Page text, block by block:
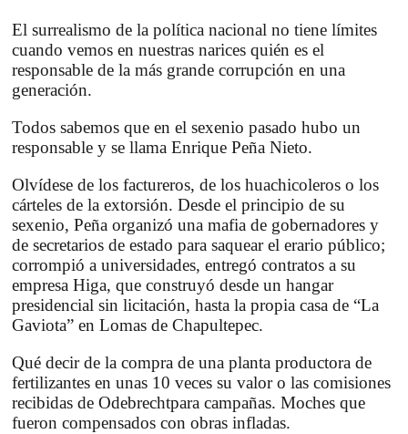
El surrealismo de la política nacional no tiene límites
cuando vemos en nuestras narices quién es el
responsable de la más grande corrupción en una
generación.
Todos sabemos que en el sexenio pasado hubo un
responsable y se llama Enrique Peña Nieto.
Olvídese de los factureros, de los huachicoleros o los
cárteles de la extorsión. Desde el principio de su
sexenio, Peña organizó una mafia de gobernadores y
de secretarios de estado para saquear el erario público;
corrompió a universidades, entregó contratos a su
empresa Higa, que construyó desde un hangar
presidencial sin licitación, hasta la propia casa de “La
Gaviota” en Lomas de Chapultepec.
Qué decir de la compra de una planta productora de
fertilizantes en unas 10 veces su valor o las comisiones
recibidas de Odebrechtpara campañas. Moches que
fueron compensados con obras infladas.